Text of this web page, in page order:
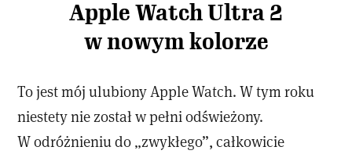
Apple Watch Ultra 2
w nowym kolorze
To jest mój ulubiony Apple Watch. W tym roku
niestety nie został w pełni odświeżony.
W odróżnieniu do „zwykłego”, całkowicie